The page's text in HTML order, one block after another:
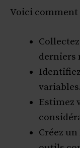
Voici comment
derniers
Estimez
Créez